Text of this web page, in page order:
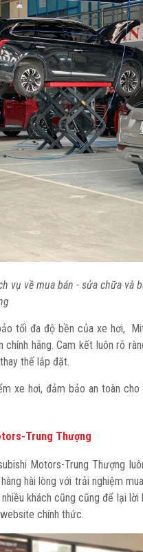
vụ về mua bán - sửa chữa và
tối đa độ bền của xe hơi,
hãng. Cam kết luôn rõ
thế lắp đặt.
xe hơi, đảm bảo an toàn cho
Trung Thượng
Motors-Trung Thượng
hài lòng với trải nghiệm
khách cũng cũng để lại lời
chính thức.